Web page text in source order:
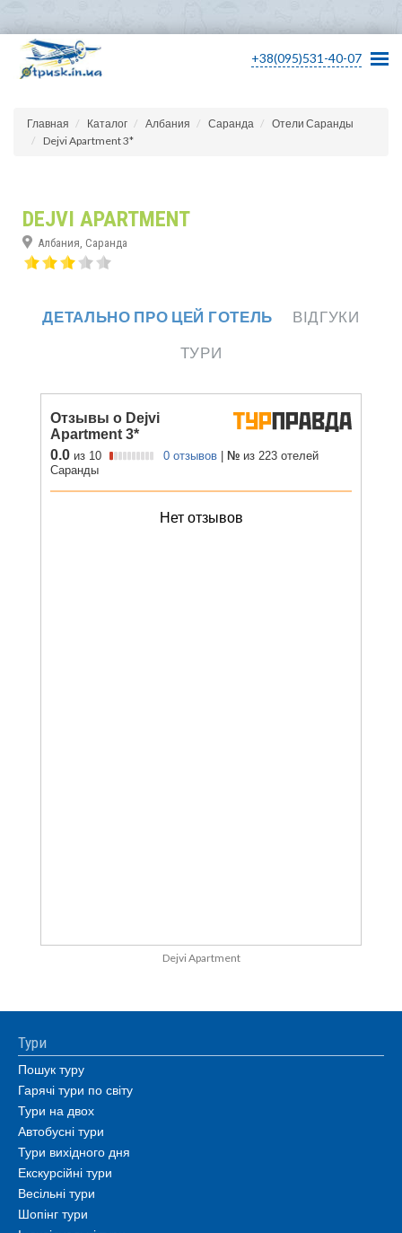
+38(095)531-40-07
Главная Каталог Албания Саранда
Отели Саранды
Dejvi Apartment 3*
DEJVI APARTMENT
Албания, Саранда
ДЕТАЛЬНО ПРО ЦЕЙ ГОТЕЛЬ
ВІДГУКИ
ТУРИ
Dejvi Apartment
Тури
Пошук туру
Гарячі тури по світу
Тури на двох
Автобусні тури
Тури вихідного дня
Екскурсійні тури
Весільні тури
Шопінг тури